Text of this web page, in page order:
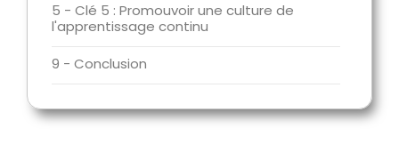
5 - Clé 5 : Promouvoir une culture de
l'apprentissage continu
9 - Conclusion